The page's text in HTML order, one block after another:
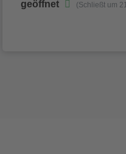
geöffnet (Schließt um